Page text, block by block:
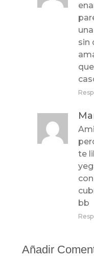
sin
te
bb
Añadir